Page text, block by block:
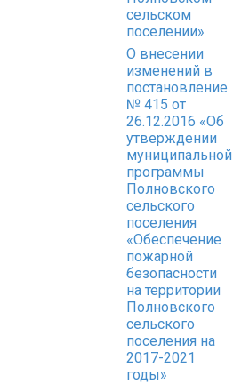
сельском
поселении»
О внесении
изменений в
постановление
№ 415 от
26.12.2016 «Об
утверждении
муниципальной
программы
Полновского
сельского
поселения
«Обеспечение
пожарной
безопасности
на территории
Полновского
сельского
поселения на
2017-2021
годы»